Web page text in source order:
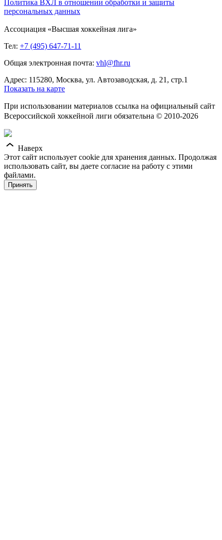
Политика ВХЛ в отношении обработки и защиты
персональных данных
Ассоциация «Высшая хоккейная лига»
Тел: +7 (495) 647-71-11
Общая электронная почта: vhl@fhr.ru
Адрес: 115280, Москва, ул. Автозаводская, д. 21, стр.1
Показать на карте
При использовании материалов ссылка на официальный сайт
Всероссийской хоккейной лиги обязательна © 2010-2026
Наверх
Этот сайт использует cookie для хранения данных. Продолжая
использовать сайт, вы даете согласие на работу с этими
файлами.
Принять